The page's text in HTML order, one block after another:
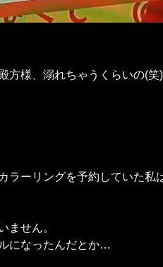
方様、溺れちゃうくらいの(
ラーリングを予約していた私
ません。
になったんだとか…